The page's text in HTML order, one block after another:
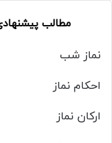
مطالب
نماز شب
احکام نماز
ارکان نماز